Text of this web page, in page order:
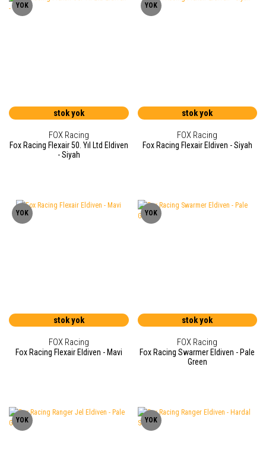
YOK
stok yok
FOX Racing
Fox Racing Flexair 50. Yıl Ltd Eldiven
- Siyah
YOK
stok yok
FOX Racing
Fox Racing Flexair Eldiven - Siyah
YOK
stok yok
FOX Racing
Fox Racing Flexair Eldiven - Mavi
YOK
stok yok
FOX Racing
Fox Racing Swarmer Eldiven - Pale
Green
YOK YOK